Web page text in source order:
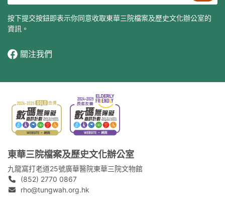
按下提交按鈕即表示你同意收取東華三院檔案及歷史文化辦公室的
資訊。
關注我們
東華三院檔案及歷史文化辦公室
九龍窩打老道25號廣華醫院東華三院文物館
(852) 2770 0867
rho@tungwah.org.hk